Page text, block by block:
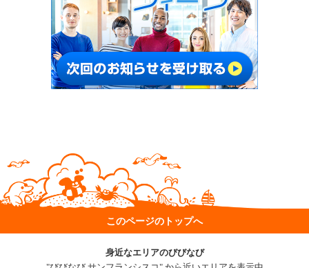
このページのトップへ
身近なエリアのびびなび